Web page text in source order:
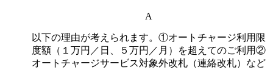
A
以下の理由が考えられます。①オートチャージ利用限
度額（１万円／日、５万円／月）を超えてのご利用②
オートチャージサービス対象外改札（連絡改札）など